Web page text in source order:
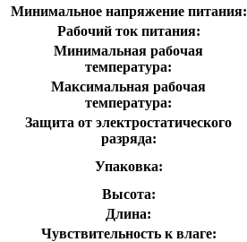
Минимальное напряжение питания:
Рабочий ток питания:
Минимальная рабочая
температура:
Максимальная рабочая
температура:
Защита от электростатического
разряда:
Упаковка:
Высота:
Длина:
Чувствительность к влаге: